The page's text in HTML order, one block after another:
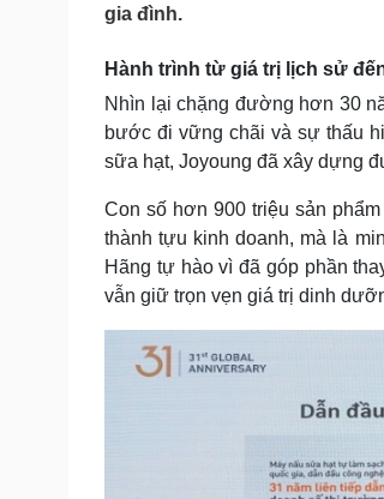
Sức khỏe
Dinh dưỡng - món ngon
Cây thuốc
Sản phụ khoa
Nam khoa
Làm đẹp - giảm cân
Phòng mạch online
Ăn sạch sống khỏe
Đời
Blog
Cải chính
gia đình.
Hành trình từ giá trị lịch sử
Nhìn lại chặng đường hơn 30
bước đi vững chãi và sự thấu
sữa hạt, Joyoung đã xây dựng
Con số hơn 900 triệu sản
thành tựu kinh doanh, mà là
Hãng tự hào vì đã góp phần
vẫn giữ trọn vẹn giá trị dinh